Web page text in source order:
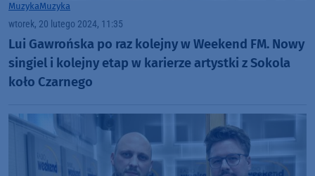
MuzykaMuzyka
wtorek, 20 lutego 2024, 11:35
Lui Gawrońska po raz kolejny w Weekend FM. Nowy
singiel i kolejny etap w karierze artystki z Sokola
koło Czarnego